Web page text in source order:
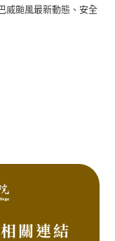
威颱風最新動態、安全
相關連結